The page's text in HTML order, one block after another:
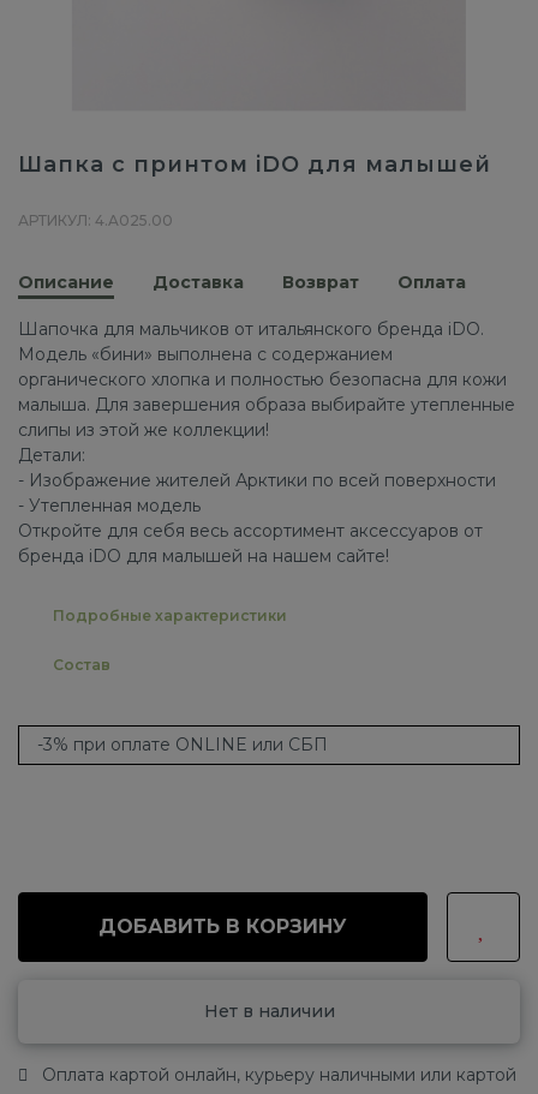
Шапка с принтом iDO для малышей
АРТИКУЛ: 4.A025.00
Описание Доставка Возврат Оплата
Шапочка для мальчиков от итальянского бренда iDO.
Модель «бини» выполнена с содержанием
органического хлопка и полностью безопасна для кожи
малыша. Для завершения образа выбирайте утепленные
слипы из этой же коллекции!
Детали:
- Изображение жителей Арктики по всей поверхности
- Утепленная модель
Откройте для себя весь ассортимент аксессуаров от
бренда iDO для малышей на нашем сайте!
Подробные характеристики
Состав
-3% при оплате ONLINE или СБП
ДОБАВИТЬ В КОРЗИНУ
Нет в наличии
Оплата картой онлайн, курьеру наличными или картой